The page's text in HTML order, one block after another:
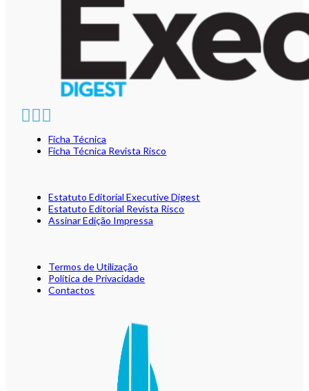
Ficha Técnica
Ficha Técnica Revista Risco
Estatuto Editorial Executive Digest
Estatuto Editorial Revista Risco
Assinar Edição Impressa
Termos de Utilização
Política de Privacidade
Contactos